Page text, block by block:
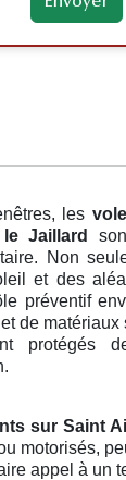
les
Jaillard
Non
et des
préventif
de
protégés
sur Saint
motorisés,
appel à un